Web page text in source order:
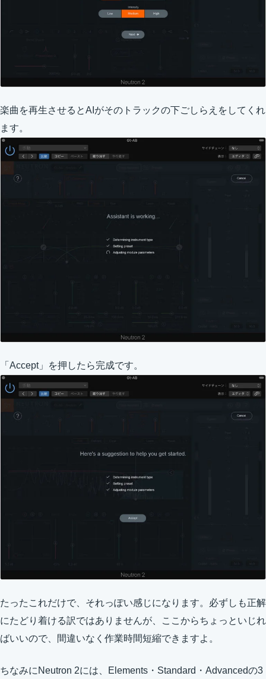
楽曲を再生させるとAIがそのトラックの下ごしらえをしてくれ
ます。
「Accept」を押したら完成です。
たったこれだけで、それっぽい感じになります。必ずしも正解
にたどり着ける訳ではありませんが、ここからちょっといじれ
ばいいので、間違いなく作業時間短縮できますよ。
ちなみにNeutron 2には、Elements・Standard・Advancedの3